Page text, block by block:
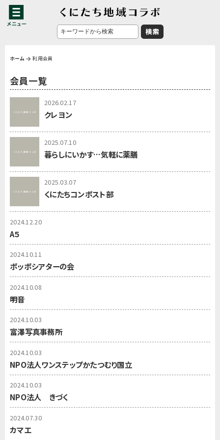
ホーム 利用会員
会員一覧
2026.02.17
クレヨン
2025.07.10
暮らしにいかす…気軽に薬膳
2025.03.07
くにたちコンポスト部
2024.12.20
A５
2024.10.11
ポッポシアターの会
2024.10.08
明音
2024.10.03
富澤写真事務所
2024.10.03
NPO法人ワンステップかたつむり国立
2024.10.03
NPO法人 きづく
2024.07.30
カマエ